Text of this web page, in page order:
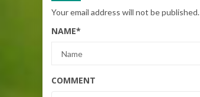
Your email address will not be published.
NAME*
COMMENT